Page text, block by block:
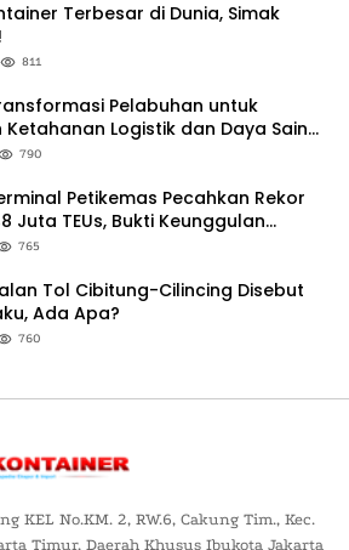
Terbesar di Dunia, Simak
811
Pelabuhan untuk
Ketahanan Logistik dan Daya Saing
790
Petikemas Pecahkan Rekor
Juta TEUs, Bukti Keunggulan
765
Tol Cibitung-Cilincing Disebut
Ada Apa?
760
KEL No.KM. 2, RW.6, Cakung Tim., Kec.
Timur, Daerah Khusus Ibukota Jakarta